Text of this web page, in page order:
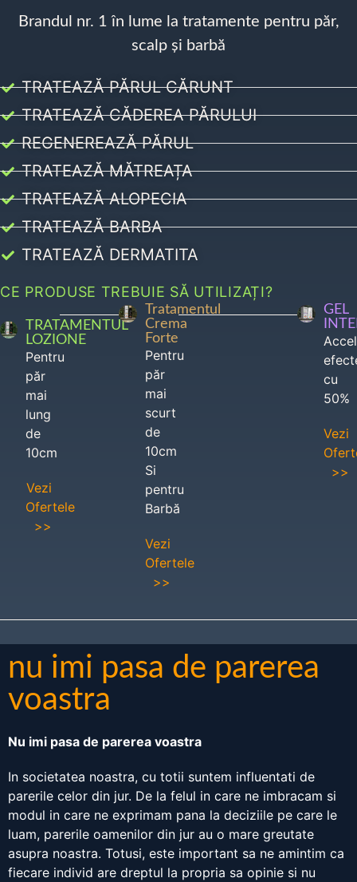
Brandul nr. 1 în lume la tratamente pentru păr,
scalp și barbă
TRATEAZĂ PĂRUL CĂRUNT
TRATEAZĂ CĂDEREA PĂRULUI
REGENEREAZĂ PĂRUL
TRATEAZĂ MĂTREAȚA
TRATEAZĂ ALOPECIA
TRATEAZĂ BARBA
TRATEAZĂ DERMATITA
CE PRODUSE TREBUIE SĂ UTILIZAȚI?
TRATAMENTUL
LOZIONE
Pentru
păr
mai
lung
de
10cm
Vezi
Ofertele
>>
Tratamentul
Crema
Forte
Pentru
păr
mai
scurt
de
10cm
Si
pentru
Barbă
Vezi
Ofertele
>>
GEL
cu
50%
Vezi
>>
nu imi pasa de parerea
voastra
Nu imi pasa de parerea voastra
In societatea noastra, cu totii suntem influentati de
parerile celor din jur. De la felul in care ne imbracam si
modul in care ne exprimam pana la deciziile pe care le
luam, parerile oamenilor din jur au o mare greutate
asupra noastra. Totusi, este important sa ne amintim ca
fiecare individ are dreptul la propria sa opinie si nu